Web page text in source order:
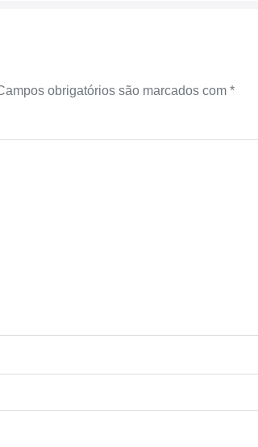
obrigatórios são marcados com *